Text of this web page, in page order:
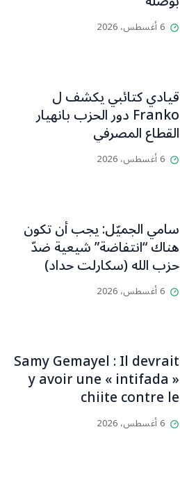
6 أغسطس، 2026
قيادي كتائبي يكشف ل
Franko دور الحزب بانهيار
القطاع المصرفي
6 أغسطس، 2026
سامي الجميّل: يجب أن تكون
هناك “انتفاضة” شيعية ضدّ
حزب الله (سكارلت حداد)
6 أغسطس، 2026
Samy Gemayel : Il devrait
y avoir une « intifada »
chiite contre le
HezbollahL’OLJ / Par
Scarlett HADDAD,
6 أغسطس، 2026